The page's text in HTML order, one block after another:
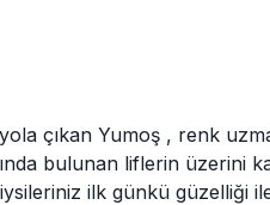
çıkan Yumoş , renk
bulunan liflerin üzerini
ilk günkü güzelliği